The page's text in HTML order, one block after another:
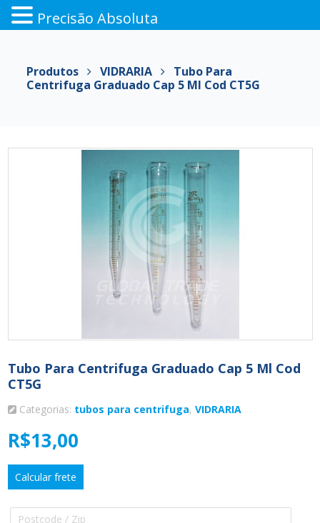
conteúdo
Produtos VIDRARIA
Tubo Para
Centrifuga Graduado Cap 5 Ml Cod CT5G
Tubo Para Centrifuga Graduado Cap 5 Ml Cod
CT5G
Categorias: tubos para centrifuga, VIDRARIA
R$13,00
Calcular frete
Precisão Absoluta